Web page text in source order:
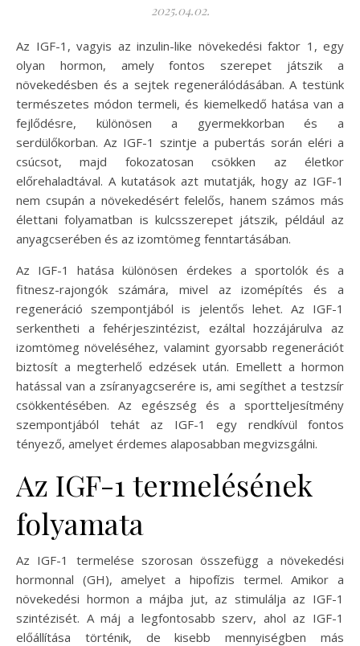
2025.04.02.
Az IGF-1, vagyis az inzulin-like növekedési faktor 1, egy
olyan hormon, amely fontos szerepet játszik a
növekedésben és a sejtek regenerálódásában. A testünk
természetes módon termeli, és kiemelkedő hatása van a
fejlődésre, különösen a gyermekkorban és a
serdülőkorban. Az IGF-1 szintje a pubertás során eléri a
csúcsot, majd fokozatosan csökken az életkor
előrehaladtával. A kutatások azt mutatják, hogy az IGF-1
nem csupán a növekedésért felelős, hanem számos más
élettani folyamatban is kulcsszerepet játszik, például az
anyagcserében és az izomtömeg fenntartásában.
Az IGF-1 hatása különösen érdekes a sportolók és a
fitnesz-rajongók számára, mivel az izomépítés és a
regeneráció szempontjából is jelentős lehet. Az IGF-1
serkentheti a fehérjeszintézist, ezáltal hozzájárulva az
izomtömeg növeléséhez, valamint gyorsabb regenerációt
biztosít a megterhelő edzések után. Emellett a hormon
hatással van a zsíranyagcserére is, ami segíthet a testzsír
csökkentésében. Az egészség és a sportteljesítmény
szempontjából tehát az IGF-1 egy rendkívül fontos
tényező, amelyet érdemes alaposabban megvizsgálni.
Az IGF-1 termelésének
folyamata
Az IGF-1 termelése szorosan összefügg a növekedési
hormonnal (GH), amelyet a hipofízis termel. Amikor a
növekedési hormon a májba jut, az stimulálja az IGF-1
szintézisét. A máj a legfontosabb szerv, ahol az IGF-1
előállítása történik, de kisebb mennyiségben más